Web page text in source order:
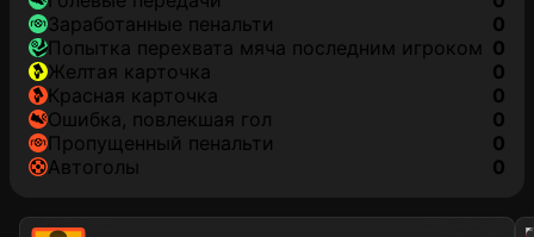
заработанные пенальти
0
попытка перехвата мяча последним игроком 0
желтая карточка
0
красная карточка
0
ошибка, повлекшая гол
0
пропущенный пенальти
0
автоголы
0
2022